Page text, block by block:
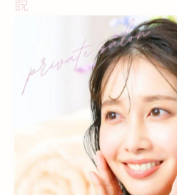
痩身効果に関しては、エステ
異なります。エステは脂肪や
し、短期間で見た目の変化を
す。一方、ジムでは筋肉量を
とで、長期的な体質改善が期
ント前にすぐに見た目を整え
な体力作りや健康増進を目指